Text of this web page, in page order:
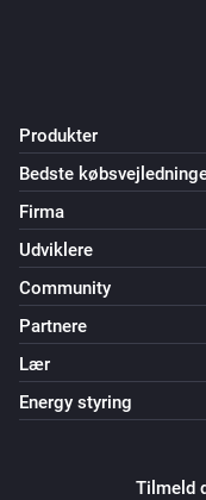
Produkter
Bedste
Firma
Udviklere
Community
Partnere
Lær
Energy styring
Tilmeld